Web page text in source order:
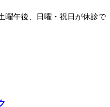
曜午後、日曜・祝日が休診で